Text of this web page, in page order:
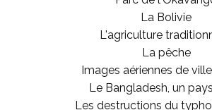
La Bolivie
L'agriculture
La pêche
Images aériennes de
Le Bangladesh, un
Les destructions du